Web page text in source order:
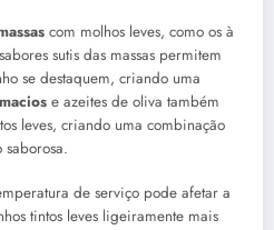
com molhos leves, como os à
sutis das massas permitem
se destaquem, criando uma
macios e azeites de oliva também
leves, criando uma combinação
saborosa.
de serviço pode afetar a
tintos leves ligeiramente mais